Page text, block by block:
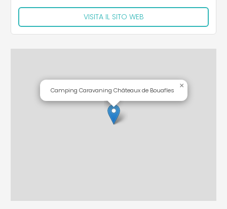
VISITA IL SITO WEB
Camping Caravaning Châteaux de Bouafles
×